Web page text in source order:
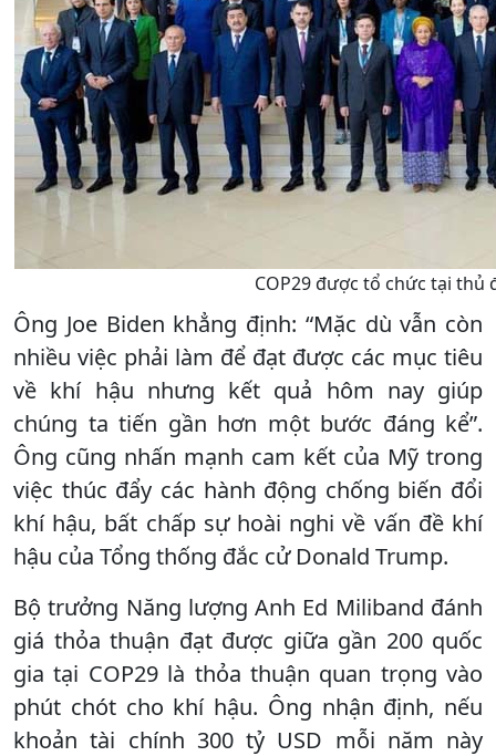
COP29 được tổ chức tại thủ
Ông Joe Biden khẳng định: “Mặc dù vẫn còn
nhiều việc phải làm để đạt được các mục tiêu
về khí hậu nhưng kết quả hôm nay giúp
chúng ta tiến gần hơn một bước đáng kể”.
Ông cũng nhấn mạnh cam kết của Mỹ trong
việc thúc đẩy các hành động chống biến đổi
khí hậu, bất chấp sự hoài nghi về vấn đề khí
hậu của Tổng thống đắc cử Donald Trump.
Bộ trưởng Năng lượng Anh Ed Miliband đánh
giá thỏa thuận đạt được giữa gần 200 quốc
gia tại COP29 là thỏa thuận quan trọng vào
phút chót cho khí hậu. Ông nhận định, nếu
khoản tài chính 300 tỷ USD mỗi năm này